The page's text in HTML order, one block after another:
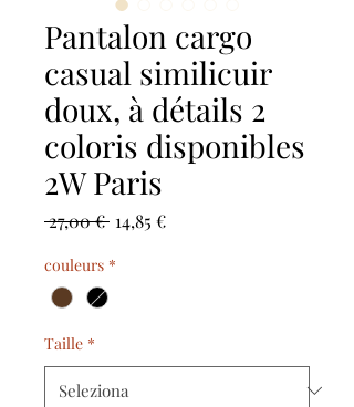
Pantalon cargo
casual similicuir
doux, à détails 2
coloris disponibles
2W Paris
27,00 € Prezzo
14,85 €Prezzo
couleurs *
Taille *